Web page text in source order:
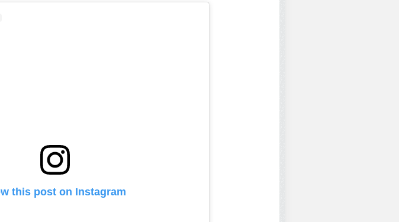
this post on Instagram